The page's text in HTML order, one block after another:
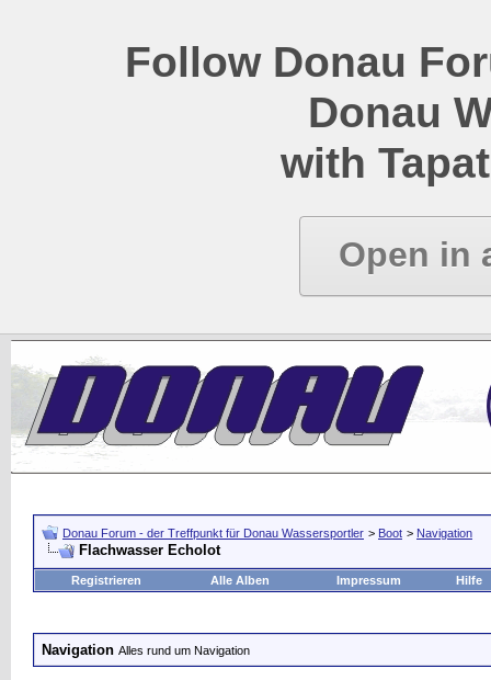
Follow Donau
Donau
with
Open in
Donau Forum - der Treffpunkt für Donau Wassersportler > Boot > Navigation
Flachwasser Echolot
Registrieren Alle Alben Impressum Hilfe
Navigation Alles rund um Navigation